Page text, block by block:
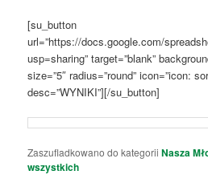
[su_button
url=”https://docs.google.com/
usp=sharing” target=”blank”
size=”5″ radius=”round” icon=”icon:
desc=”WYNIKI”][/su_button]
Zaszufladkowano do kategorii Nasza
wszystkich